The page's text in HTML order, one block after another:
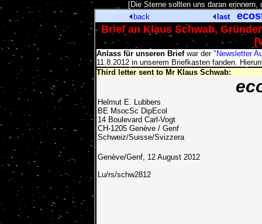
[Die Sterne sollten uns daran
back
last
Brief an Klaus Schwab,
Anlass für unseren Briefwar der "Newsletter
11.8.2012 in unserem Briefkasten fanden.
Third letter sent to Mr Klaus Schwab:
Helmut E. Lubbers
BE MsocSc DipEcol
14 Boulevard Carl-Vogt
CH-1205 Genève / Genf
Schweiz/Suisse/Svizzera
Genève/Genf, 12 August 2012
Lu/rs/schw2812